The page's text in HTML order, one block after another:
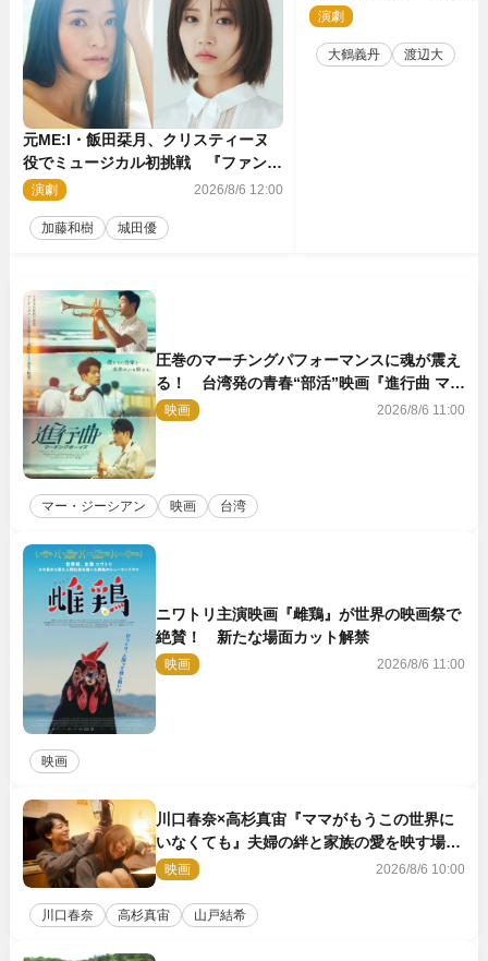
元ME:I・飯田栞月、クリスティーヌ
役でミュージカル初挑戦 『ファント
ム』2027年上演
演劇 2026/8/6 12:00
加藤和樹 城田優
演劇
大鶴義丹 渡辺大
圧巻のマーチングパフォーマンスに魂が震え
る！ 台湾発の青春“部活”映画『進行曲 マー
チングボーイズ』予告解禁
映画 2026/8/6 11:00
マー・ジーシアン 映画 台湾
ニワトリ主演映画『雌鶏』が世界の映画祭で
絶賛！ 新たな場面カット解禁
映画 2026/8/6 11:00
映画
川口春奈×高杉真宙『ママがもうこの世界に
いなくても』夫婦の絆と家族の愛を映す場面
写真公開
映画 2026/8/6 10:00
川口春奈 高杉真宙 山戸結希